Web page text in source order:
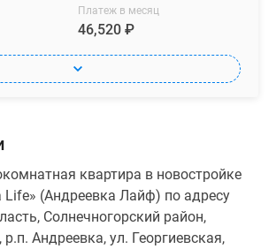
Платеж в месяц
46,520 ₽
квартира в новостройке
(Андреевка Лайф) по адресу
Солнечногорский район,
Андреевка, ул. Георгиевская,